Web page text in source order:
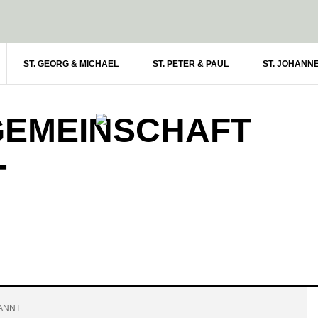
ST. GEORG & MICHAEL ST. PETER & PAUL ST.